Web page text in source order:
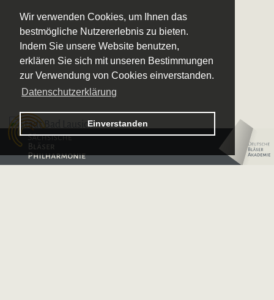
Wir verwenden Cookies, um Ihnen das
bestmögliche Nutzererlebnis zu bieten.
Indem Sie unsere Website benutzen,
erklären Sie sich mit unseren Bestimmungen
zur Verwendung von Cookies einverstanden.
Datenschutzerklärung
Einverstanden
Logo – Sächsische Bläserphilharmonie
Logo – Deutsche